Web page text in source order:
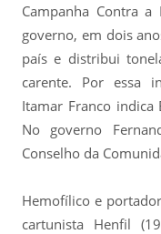
Campanha Contra
governo, em dois
país e distribui
carente. Por essa
Itamar Franco indica
No governo
Conselho da
Hemofílico e
cartunista Henfil